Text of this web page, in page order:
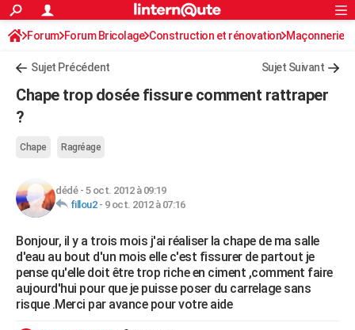
ACTUALITÉS
Politique
Société
Faits Divers
Education
Monde
Villes
+
Programme TV
TNTStreaming
Cinéma
Sorties cinéma
Musique
+FINANCE
Retraite
Impôts
Epargne
Immobilier
Risques naturels par ville
Banque
Assurance
Crédit
AUTO
Mobiles
Meilleur smartphone
Internet
Ordinateurs
Jeux vidéo
Guide high-tech
+BRICOLAGE
Forum
Aménagement intérieur
Extérieur
Cuisine
Salle de bains
Jardinage
Rangement
WEEK-END
Guides de France
Escapades
Patrimoine
Expositions
Musées
Week-end nature
+LIFESTYLE
Art de vivre
Bien-être
Loisirs
Mode
Modes de vie
SANTE
Rechercher
S'inscrire
Connexion
Forum Forum Bricolage Construction et rénovation Maçonnerie
Sujet Précédent Sujet Suivant
Chape trop dosée fissure comment rattraper
?
Chape Ragréage
dédé- 5 oct. 2012 à 09:19
fillou2- 9 oct. 2012 à 07:16
Bonjour, il y a trois mois j'ai réaliser la chape de ma salle
d'eau au bout d'un mois elle c'est fissurer de partout je
pense qu'elle doit être trop riche en ciment ,comment faire
aujourd'hui pour que je puisse poser du carrelage sans
risque .Merci par avance pour votre aide